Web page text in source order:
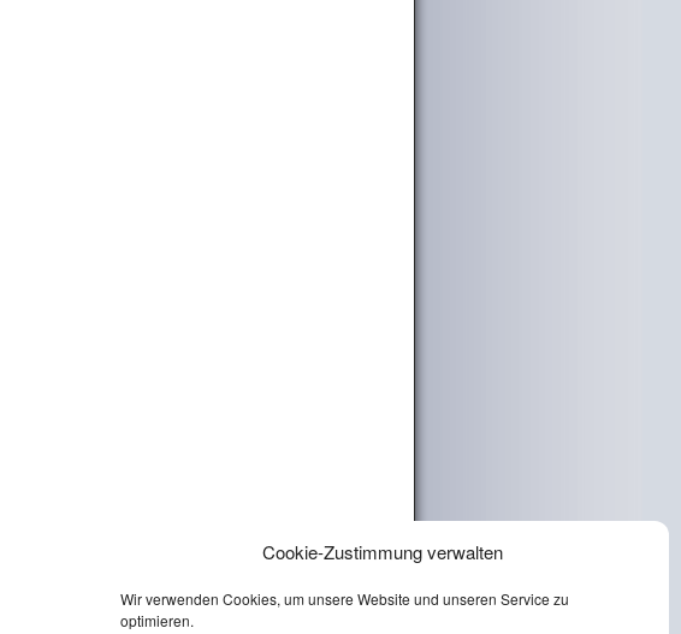
Cookie-Zustimmung verwalten
Wir verwenden Cookies, um unsere Website und unseren Service zu
optimieren.